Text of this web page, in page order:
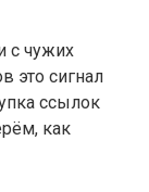
с чужих
это сигнал
ссылок
как